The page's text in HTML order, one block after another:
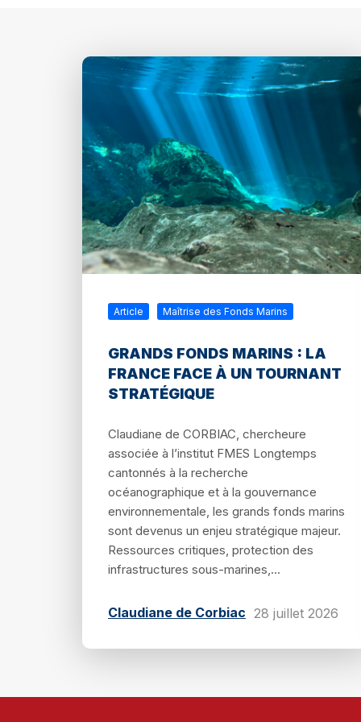
Article Maîtrise des Fonds Marins
GRANDS FONDS MARINS : LA
FRANCE FACE À UN TOURNANT
STRATÉGIQUE
Claudiane de CORBIAC, chercheure
associée à l’institut FMES Longtemps
cantonnés à la recherche
océanographique et à la gouvernance
environnementale, les grands fonds marins
sont devenus un enjeu stratégique majeur.
Ressources critiques, protection des
infrastructures sous-marines,...
Claudiane de Corbiac 28 juillet 2026